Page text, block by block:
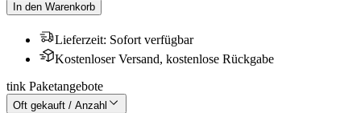
In den Warenkorb
Lieferzeit: Sofort verfügbar
Kostenloser Versand, kostenlose Rückgabe
tink Paketangebote
Oft gekauft / Anzahl